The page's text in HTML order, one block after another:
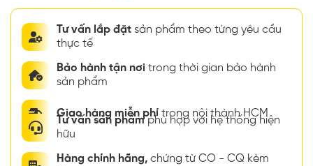
Tư vấn lắp đặt sản phẩm theo từng yêu cầu
thực tế
Bảo hành tận nơi trong thời gian bảo hành
sản phẩm
Giao hàng miễn phí trong nội thành HCM
Tư vấn sản phẩmphù hợp với hệ thống hiện
hữu
Hàng chính hãng, chứng từ CO - CQ kèm